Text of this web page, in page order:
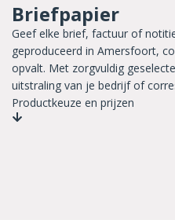
Briefpapier
Geef elke brief, factuur of
geproduceerd in Amersfoort,
opvalt. Met zorgvuldig
uitstraling van je bedrijf of
Productkeuze en prijzen